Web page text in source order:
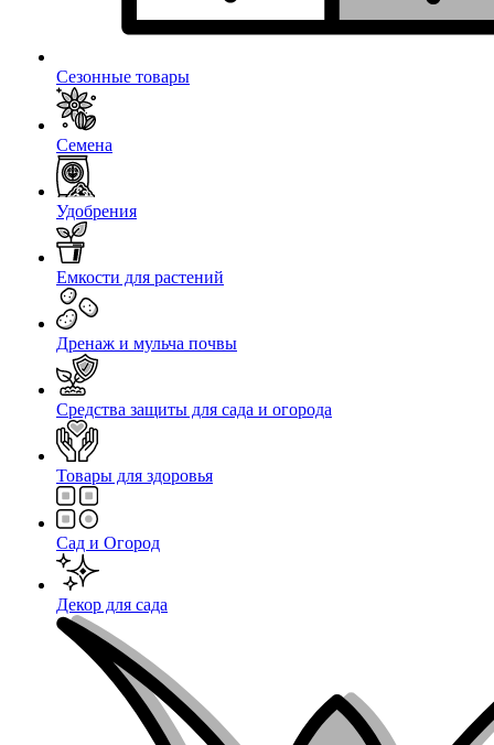
Сезонные товары
Семена
Удобрения
Емкости для растений
Дренаж и мульча почвы
Средства защиты для сада и огорода
Товары для здоровья
Сад и Огород
Декор для сада